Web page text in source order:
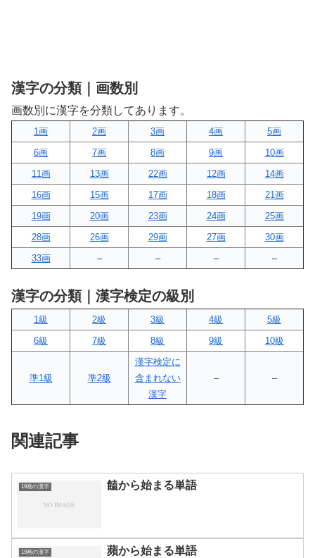
漢字の分類｜画数別
画数別に漢字を分類してあります。
1画 2画 3画 4画
5画
6画
7画 8画 9画
10画
11画
13画 22画 12画
14画
16画
15画 17画 18画
21画
19画
20画 23画 24画
25画
28画
26画 29画 27画
30画
33画
– – – –
漢字の分類｜漢字検定の級別
1級 2級 3級 4級
5級
6級
7級 8級 9級 10級
準1級 準2級
漢字検定に
含まれない
漢字
– –
関連記事
19画の漢字 饁から始まる単語
19画の漢字 蘋から始まる単語